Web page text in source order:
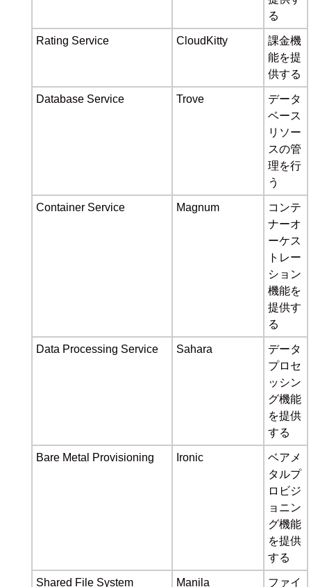
る
Rating Service CloudKitty
課金機
能を提
供する
Database Service Trove
データ
ベース
リソー
スの管
理を行
う
Container Service Magnum
コンテ
ナーオ
ーケス
トレー
ション
機能を
提供す
る
Data Processing Service Sahara
データ
プロセ
ッシン
グ機能
を提供
する
Bare Metal Provisioning Ironic
ベアメ
タルプ
ロビジ
ョニン
グ機能
を提供
する
Shared File System Manila
ファイ